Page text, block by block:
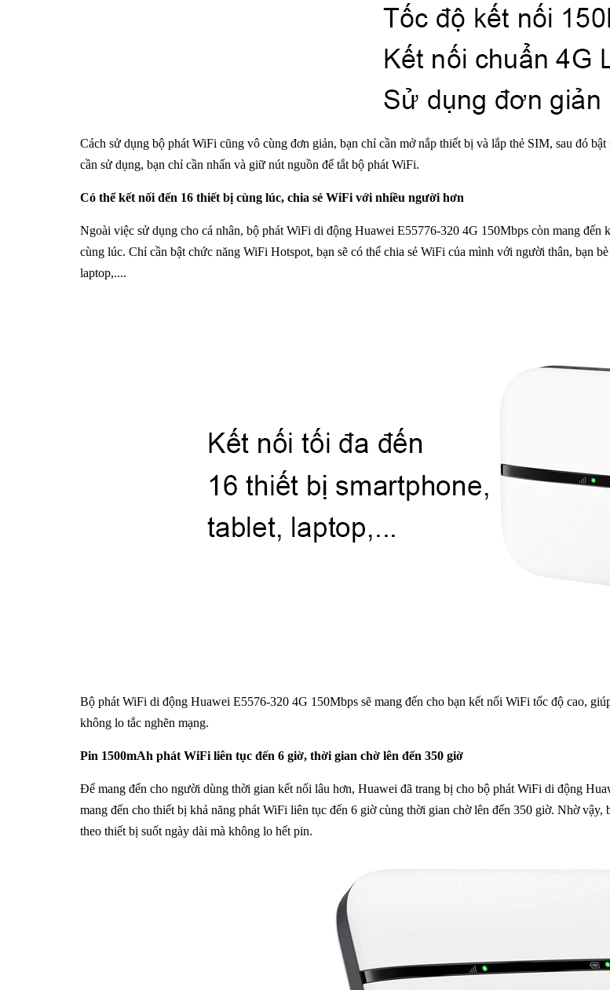
Cách sử dụng bộ phát WiFi cũng vô cùng đơn giản, bạn chỉ cần mở nắp thiết bị và lắp thẻ SIM, sau đó
cần sử dụng, bạn chỉ cần nhấn và giữ nút nguồn để tắt bộ phát WiFi.
Có thể kết nối đến 16 thiết bị cùng lúc, chia sẻ WiFi với nhiều người hơn
Ngoài việc sử dụng cho cá nhân, bộ phát WiFi di động Huawei E55776-320 4G 150Mbps còn mang
cùng lúc. Chỉ cần bật chức năng WiFi Hotspot, bạn sẽ có thể chia sẻ WiFi của mình với người thân, bạn
laptop,....
Bộ phát WiFi di động Huawei E5576-320 4G 150Mbps sẽ mang đến cho bạn kết nối WiFi tốc độ cao,
không lo tắc nghẽn mạng.
Pin 1500mAh phát WiFi liên tục đến 6 giờ, thời gian chờ lên đến 350 giờ
Để mang đến cho người dùng thời gian kết nối lâu hơn, Huawei đã trang bị cho bộ phát WiFi di động
mang đến cho thiết bị khả năng phát WiFi liên tục đến 6 giờ cùng thời gian chờ lên đến 350 giờ. Nhờ
theo thiết bị suốt ngày dài mà không lo hết pin.